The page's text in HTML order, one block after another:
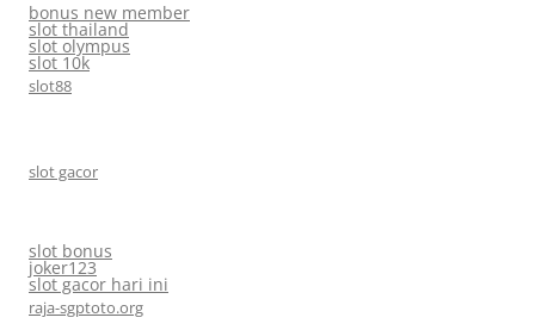
bonus new member
slot thailand
slot olympus
slot 10k
slot88
slot gacor
slot bonus
joker123
slot gacor hari ini
raja-sgptoto.org